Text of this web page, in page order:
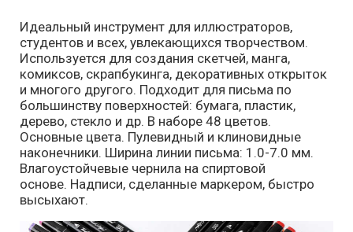
Идеальный инструмент для иллюстраторов,
студентов и всех, увлекающихся творчеством.
Используется для создания скетчей, манга,
комиксов, скрапбукинга, декоративных открыток
и многого другого. Подходит для письма по
большинству поверхностей: бумага, пластик,
дерево, стекло и др. В наборе 48 цветов.
Основные цвета. Пулевидный и клиновидные
наконечники. Ширина линии письма: 1.0-7.0 мм.
Влагоустойчевые чернила на спиртовой
основе. Надписи, сделанные маркером, быстро
высыхают.